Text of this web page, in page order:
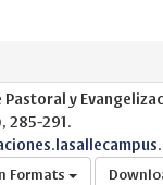
Pastoral y
285-291.
Formats